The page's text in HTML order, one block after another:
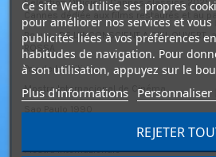
Cannes dédiée aux films restaurés et au
Bonus : DE L’INCONSCIENT A CIEL OUVERT,
ROSSA
Prix de la Critique
Mostra Internacional de Cinéma
Mostra Internazionale
Ce site Web utilise ses propres
pour améliorer nos services et
publicités liées à vos préférences
habitudes de navigation. Pour
à son utilisation, appuyez sur le
Plus d'informations Personnaliser
REJETER